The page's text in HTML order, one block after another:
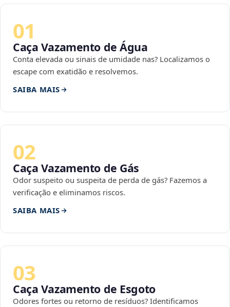
01
Caça Vazamento de Água
Conta elevada ou sinais de umidade nas? Localizamos o
escape com exatidão e resolvemos.
SAIBA MAIS
02
Caça Vazamento de Gás
Odor suspeito ou suspeita de perda de gás? Fazemos a
verificação e eliminamos riscos.
SAIBA MAIS
03
Caça Vazamento de Esgoto
Odores fortes ou retorno de resíduos? Identificamos